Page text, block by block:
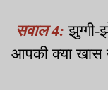
सवाल 4: झुग्गी-
आपकी क्या खास